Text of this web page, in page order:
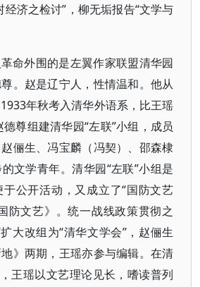
经济之检讨”，柳无垢报告“文学与
命外围的是左翼作家联盟清华园
。赵是辽宁人，性情温和。他从
年秋考入清华外语系，比王瑶
尊组建清华园“左联”小组，成员
俪生、冯宝麟（冯契）、邵森棣
文学青年。清华园“左联”小组是
公开活动，又成立了“国防文艺
防文艺》。统一战线政策贯彻之
大改组为“清华文学会”，赵俪生
》两期，王瑶亦参与编辑。在清
王瑶以文艺理论见长，嗜读普列